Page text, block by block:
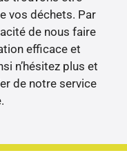
vos déchets. Par
de nous faire
efficace et
n’hésitez plus et
de notre service